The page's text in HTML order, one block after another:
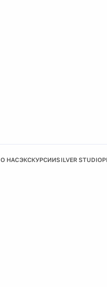
О НАСЭКСКУРСИИSILVER STUDIO